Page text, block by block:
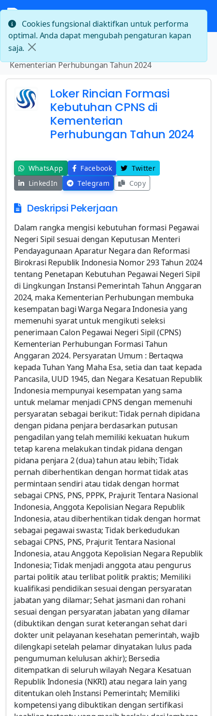
Beranda
Loker Rincian Formasi Kebutuhan CPNS di
Kementerian Perhubungan Tahun 2024
Loker Rincian Formasi
Kebutuhan CPNS di
Kementerian
Perhubungan Tahun 2024
WhatsApp Facebook
Twitter
LinkedIn
Telegram Copy
Deskripsi Pekerjaan
Dalam rangka mengisi kebutuhan formasi Pegawai
Negeri Sipil sesuai dengan Keputusan Menteri
Pendayagunaan Aparatur Negara dan Reformasi
Birokrasi Republik Indonesia Nomor 293 Tahun 2024
tentang Penetapan Kebutuhan Pegawai Negeri Sipil
di Lingkungan Instansi Pemerintah Tahun Anggaran
2024, maka Kementerian Perhubungan membuka
kesempatan bagi Warga Negara Indonesia yang
memenuhi syarat untuk mengikuti seleksi
penerimaan Calon Pegawai Negeri Sipil (CPNS)
Kementerian Perhubungan Formasi Tahun
Anggaran 2024. Persyaratan Umum : Bertaqwa
kepada Tuhan Yang Maha Esa, setia dan taat kepada
Pancasila, UUD 1945, dan Negara Kesatuan Republik
Indonesia mempunyai kesempatan yang sama
untuk melamar menjadi CPNS dengan memenuhi
persyaratan sebagai berikut: Tidak pernah dipidana
dengan pidana penjara berdasarkan putusan
pengadilan yang telah memiliki kekuatan hukum
tetap karena melakukan tindak pidana dengan
pidana penjara 2 (dua) tahun atau lebih; Tidak
pernah diberhentikan dengan hormat tidak atas
permintaan sendiri atau tidak dengan hormat
sebagai CPNS, PNS, PPPK, Prajurit Tentara Nasional
Indonesia, Anggota Kepolisian Negara Republik
Indonesia, atau diberhentikan tidak dengan hormat
sebagai pegawai swasta; Tidak berkedudukan
sebagai CPNS, PNS, Prajurit Tentara Nasional
Indonesia, atau Anggota Kepolisian Negara Republik
Indonesia; Tidak menjadi anggota atau pengurus
partai politik atau terlibat politik praktis; Memiliki
kualifikasi pendidikan sesuai dengan persyaratan
jabatan yang dilamar; Sehat jasmani dan rohani
sesuai dengan persyaratan jabatan yang dilamar
(dibuktikan dengan surat keterangan sehat dari
dokter unit pelayanan kesehatan pemerintah, wajib
dilengkapi setelah pelamar dinyatakan lulus pada
pengumuman kelulusan akhir); Bersedia
ditempatkan di seluruh wilayah Negara Kesatuan
Republik Indonesia (NKRI) atau negara lain yang
ditentukan oleh Instansi Pemerintah; Memiliki
kompetensi yang dibuktikan dengan sertifikasi
Cookies fungsional diaktifkan untuk performa
optimal. Anda dapat mengubah pengaturan kapan
saja.